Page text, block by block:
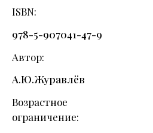
ISBN
978-5-907041-47-9
Автор
А.Ю.Журавлёв
Возрастное
ограничение